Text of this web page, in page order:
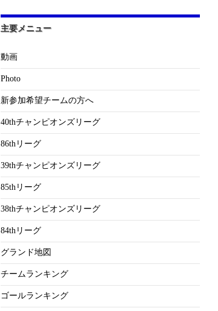
主要メニュー
動画
Photo
新参加希望チームの方へ
40thチャンピオンズリーグ
86thリーグ
39thチャンピオンズリーグ
85thリーグ
38thチャンピオンズリーグ
84thリーグ
グランド地図
チームランキング
ゴールランキング